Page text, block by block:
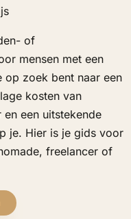
of
mensen met een
op zoek bent naar een
kosten van
een uitstekende
je. Hier is je gids voor
freelancer of